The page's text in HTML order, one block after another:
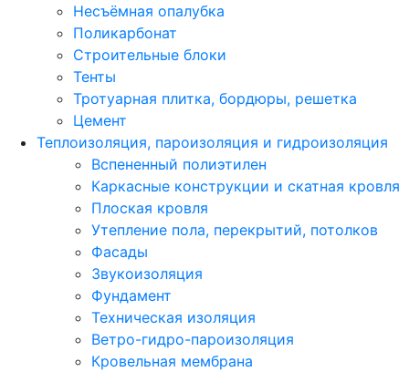
Несъёмная опалубка
Поликарбонат
Строительные блоки
Тенты
Тротуарная плитка, бордюры, решетка
Цемент
Теплоизоляция, пароизоляция и гидроизоляция
Вспененный полиэтилен
Каркасные конструкции и скатная кровля
Плоская кровля
Утепление пола, перекрытий, потолков
Фасады
Звукоизоляция
Фундамент
Техническая изоляция
Ветро-гидро-пароизоляция
Кровельная мембрана